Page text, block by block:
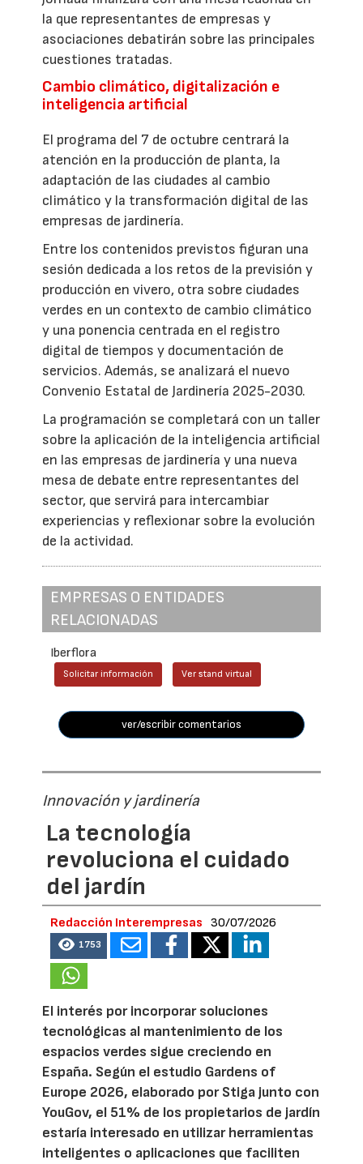
la que representantes de empresas y
asociaciones debatirán sobre las principales
cuestiones tratadas.
Cambio climático, digitalización e
inteligencia artificial
El programa del 7 de octubre centrará la
atención en la producción de planta, la
adaptación de las ciudades al cambio
climático y la transformación digital de las
empresas de jardinería.
Entre los contenidos previstos figuran una
sesión dedicada a los retos de la previsión y
producción en vivero, otra sobre ciudades
verdes en un contexto de cambio climático
y una ponencia centrada en el registro
digital de tiempos y documentación de
servicios. Además, se analizará el nuevo
Convenio Estatal de Jardinería 2025-2030.
La programación se completará con un taller
sobre la aplicación de la inteligencia artificial
en las empresas de jardinería y una nueva
mesa de debate entre representantes del
sector, que servirá para intercambiar
experiencias y reflexionar sobre la evolución
de la actividad.
EMPRESAS O ENTIDADES
RELACIONADAS
Iberflora
Solicitar información Ver stand virtual
ver/escribir comentarios
Innovación y jardinería
La tecnología
revoluciona el cuidado
del jardín
Redacción Interempresas 30/07/2026
1753
El interés por incorporar soluciones
tecnológicas al mantenimiento de los
espacios verdes sigue creciendo en
España. Según el estudio Gardens of
Europe 2026, elaborado por Stiga junto con
YouGov, el 51% de los propietarios de jardín
estaría interesado en utilizar herramientas
inteligentes o aplicaciones que faciliten